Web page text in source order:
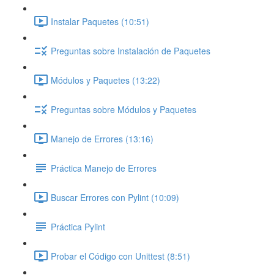
Instalar Paquetes (10:51)
Preguntas sobre Instalación de Paquetes
Módulos y Paquetes (13:22)
Preguntas sobre Módulos y Paquetes
Manejo de Errores (13:16)
Práctica Manejo de Errores
Buscar Errores con Pylint (10:09)
Práctica Pylint
Probar el Código con Unittest (8:51)